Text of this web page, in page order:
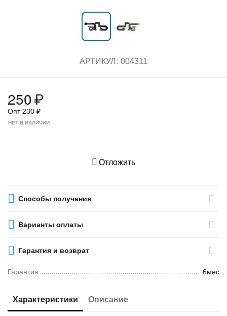
АРТИКУЛ: 004311
250₽
Опт 230 ₽
НЕТ В НАЛИЧИИ
Отложить
Способы получения
Варианты оплаты
Гарантия и возврат
Гарантия 6мес
Характеристики Описание